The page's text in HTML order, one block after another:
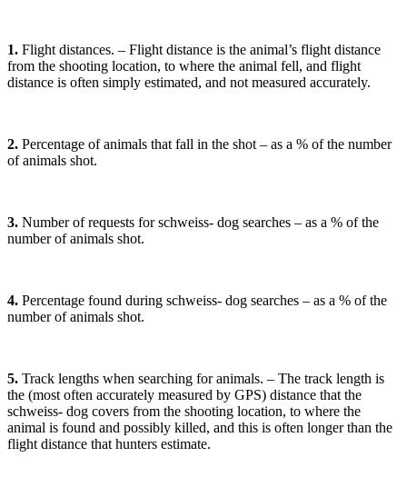
1. Flight distances. – Flight distance is the animal’s flight distance
from the shooting location, to where the animal fell, and flight
distance is often simply estimated, and not measured accurately.
2. Percentage of animals that fall in the shot – as a % of the number
of animals shot.
3. Number of requests for schweiss- dog searches – as a % of the
number of animals shot.
4. Percentage found during schweiss- dog searches – as a % of the
number of animals shot.
5. Track lengths when searching for animals. – The track length is
the (most often accurately measured by GPS) distance that the
schweiss- dog covers from the shooting location, to where the
animal is found and possibly killed, and this is often longer than the
flight distance that hunters estimate.